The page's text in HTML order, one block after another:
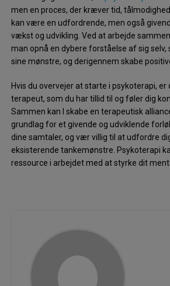
men en proces, der kræver tid,
kan være en udfordrende, men også
vækst og udvikling. Ved at arbejde
man opnå en dybere forståelse af sig selv,
sine mønstre, og derigennem skabe
Hvis du overvejer at starte i psykoterapi,
terapeut, som du har tillid til og føler dig
Sammen kan I skabe en terapeutisk
grundlag for et givende og udviklende
dine samtaler, og vær villig til at udfordre
eksisterende tankemønstre. Psykoterapi
ressource i arbejdet med at styrke dit